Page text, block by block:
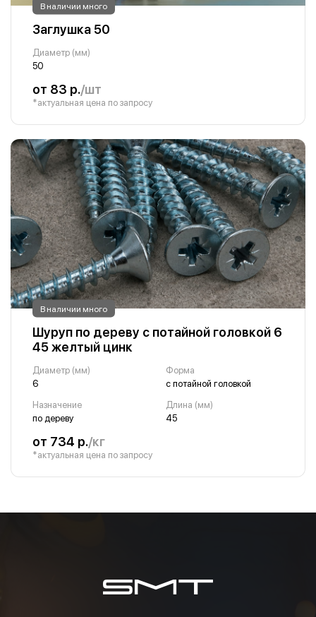
В наличии много
Заглушка 50
Диаметр (мм)
50
от 83 р./шт
*актуальная цена по запросу
В наличии много
Шуруп по дереву с потайной головкой 6
45 желтый цинк
Диаметр (мм)
6
Форма
с потайной головкой
Назначение
по дереву
Длина (мм)
45
от 734 р./кг
*актуальная цена по запросу